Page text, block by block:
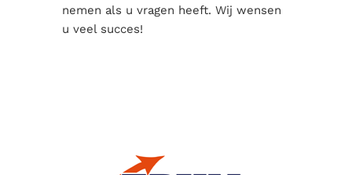
nemen als u vragen heeft. Wij wensen
u veel succes!